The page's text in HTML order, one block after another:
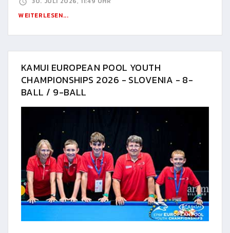
WEITERLESEN...
KAMUI EUROPEAN POOL YOUTH
CHAMPIONSHIPS 2026 - SLOVENIA - 8-
BALL / 9-BALL